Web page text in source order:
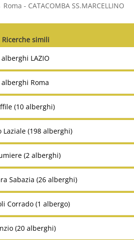
Roma - CATACOMBA SS.MARCELLINO
Ricerche simili
alberghi LAZIO
alberghi Roma
(10 alberghi)
Laziale (198 alberghi)
(2 alberghi)
Sabazia (26 alberghi)
Corrado (1 albergo)
(20 alberghi)